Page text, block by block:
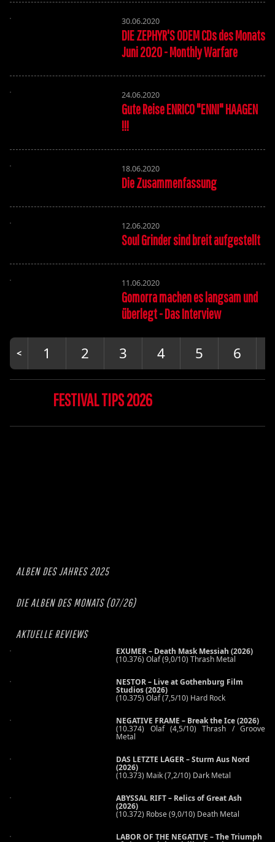
ALBEN DES JAHRES 2025
DIE ALBEN DES MONATS (07/26)
AKTUELLE REVIEWS
EXUMER – Death Mask Messiah (2026)
(10.376) Olaf (9,0/10) Thrash Metal
NESTOR – Live at Gothenburg Film
Studios (2026)
(10.375) Olaf (7,5/10) Hard Rock
NEGATIVE FRAME – Break the Ice (2026)
(10.374) Olaf (4,5/10) Thrash / Groove
Metal
DAS LETZTE LAGER – Sturm Aus Nord
(2026)
(10.373) Maik (7,2/10) Dark Metal
ABYSSAL RIFT – Relics of Great Ash
(2026)
(10.372) Robse (9,0/10) Death Metal
LABOR OF THE NEGATIVE – The Triumph
30.06.2020
DIE ZEPHYR'S ODEM CDs des Monats
Juni 2020 - Monthly Warfare
24.06.2020
Gute Reise ENRICO "ENNI" HAAGEN
!!!
18.06.2020
Die Zusammenfassung
12.06.2020
Soul Grinder sind breit aufgestellt
11.06.2020
Gomorra machen es langsam und
überlegt - Das Interview
1 2 3 4 5 6
FESTIVAL TIPS 2026